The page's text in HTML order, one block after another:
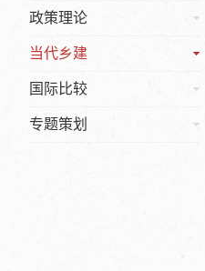
政策理论
当代乡建
国际比较
专题策划